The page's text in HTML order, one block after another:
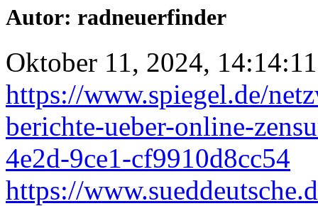
Autor: radneuerfinder
Oktober 11, 2024, 14:14:11
https://www.spiegel.de/
berichte-ueber-online-
4e2d-9ce1-cf9910d8cc54
https://